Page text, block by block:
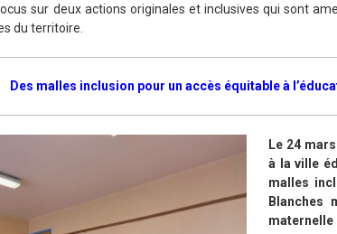
sur deux actions originales et inclusives qui sont
du territoire.
Des malles inclusion pour un accès équitable à
Le 24
à la ville
malles
Blanches
maternelle